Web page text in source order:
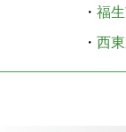
・ 福
・ 西